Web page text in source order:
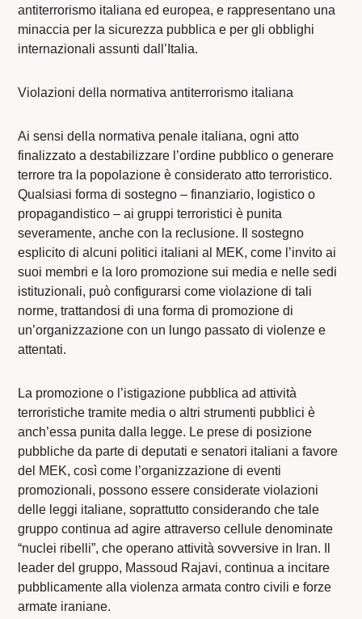
antiterrorismo italiana ed europea, e rappresentano una
minaccia per la sicurezza pubblica e per gli obblighi
internazionali assunti dall’Italia.
Violazioni della normativa antiterrorismo italiana
Ai sensi della normativa penale italiana, ogni atto
finalizzato a destabilizzare l’ordine pubblico o generare
terrore tra la popolazione è considerato atto terroristico.
Qualsiasi forma di sostegno – finanziario, logistico o
propagandistico – ai gruppi terroristici è punita
severamente, anche con la reclusione. Il sostegno
esplicito di alcuni politici italiani al MEK, come l’invito ai
suoi membri e la loro promozione sui media e nelle sedi
istituzionali, può configurarsi come violazione di tali
norme, trattandosi di una forma di promozione di
un’organizzazione con un lungo passato di violenze e
attentati.
La promozione o l’istigazione pubblica ad attività
terroristiche tramite media o altri strumenti pubblici è
anch’essa punita dalla legge. Le prese di posizione
pubbliche da parte di deputati e senatori italiani a favore
del MEK, così come l’organizzazione di eventi
promozionali, possono essere considerate violazioni
delle leggi italiane, soprattutto considerando che tale
gruppo continua ad agire attraverso cellule denominate
“nuclei ribelli”, che operano attività sovversive in Iran. Il
leader del gruppo, Massoud Rajavi, continua a incitare
pubblicamente alla violenza armata contro civili e forze
armate iraniane.